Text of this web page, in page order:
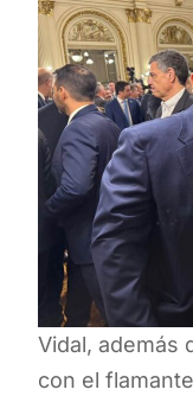
Vidal, además
con el